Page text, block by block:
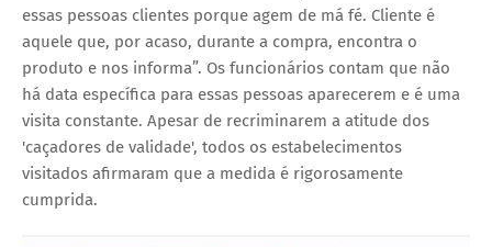
essas pessoas clientes porque agem de má fé. Cliente é
aquele que, por acaso, durante a compra, encontra o
produto e nos informa”. Os funcionários contam que não
há data específica para essas pessoas aparecerem e é uma
visita constante. Apesar de recriminarem a atitude dos
'caçadores de validade', todos os estabelecimentos
visitados afirmaram que a medida é rigorosamente
cumprida.